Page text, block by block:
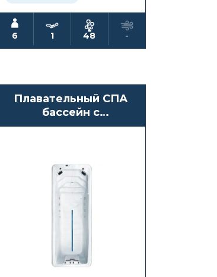
6 1 48 -
Плавательный СПА
бассейн с
противотоком